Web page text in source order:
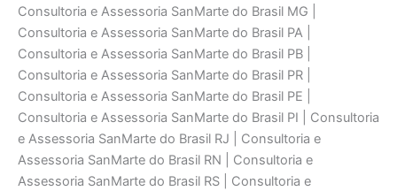
Consultoria e Assessoria SanMarte do Brasil MG |
Consultoria e Assessoria SanMarte do Brasil PA |
Consultoria e Assessoria SanMarte do Brasil PB |
Consultoria e Assessoria SanMarte do Brasil PR |
Consultoria e Assessoria SanMarte do Brasil PE |
Consultoria e Assessoria SanMarte do Brasil PI | Consultoria
e Assessoria SanMarte do Brasil RJ | Consultoria e
Assessoria SanMarte do Brasil RN | Consultoria e
Assessoria SanMarte do Brasil RS | Consultoria e